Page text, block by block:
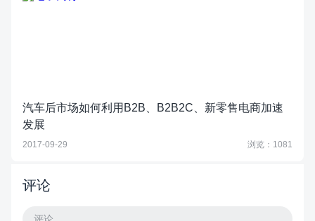
汽车后市场如何利用B2B、B2B2C、新零售电商加速
发展
2017-09-29 浏览：1081
评论